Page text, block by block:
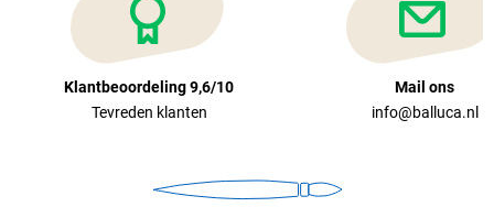
Klantbeoordeling 9,6/10
Tevreden klanten
Mail ons
info@balluca.nl